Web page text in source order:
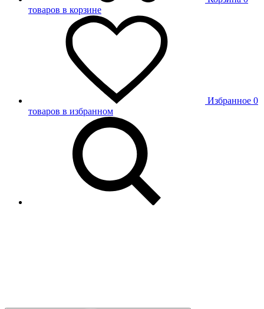
товаров в корзине
Избранное 0
товаров в избранном